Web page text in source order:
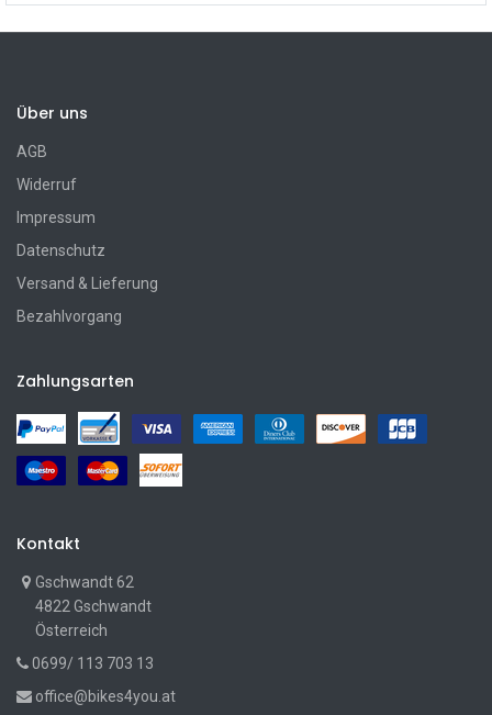
Über uns
AGB
Widerruf
Impressum
Datenschutz
Versand & Lieferung
Bezahlvorgang
Zahlungsarten
Kontakt
Gschwandt 62
4822 Gschwandt
Österreich
0699/ 113 703 13
office@bikes4you.at